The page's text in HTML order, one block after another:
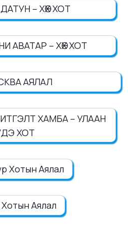
– ХӨХ ХОТ
АВАТАР – ХӨХ ХОТ
АЯЛАЛ
ХАМБА – УЛААН
ХОТ
Хотын Аялал
Аялал